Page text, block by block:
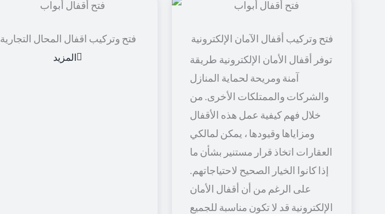
فتح وتركيب اقفال المحال التجارية
المزيد
توفر أقفال الأمان الإلكترونية طريقة
آمنة ومريحة لحماية المنازل
والشركات والممتلكات الأخرى. من
خلال فهم كيفية عمل هذه الأقفال
ومزاياها وقيودها ، يمكن لمالكي
العقارات اتخاذ قرار مستنير بشأن ما
إذا كانوا الخيار الصحيح لاحتياجاتهم.
على الرغم من أن أقفال الأمان
الإلكترونية قد لا تكون مناسبة للجميع